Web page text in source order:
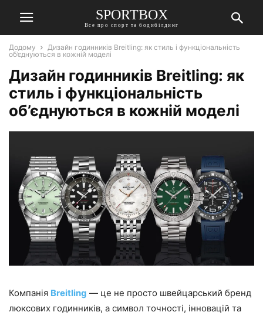
SPORTBOX
Все про спорт та бодибілдинг
Додому
Дизайн годинників Breitling: як стиль і функціональність
об’єднуються в кожній моделі
Дизайн годинників Breitling: як
стиль і функціональність
об’єднуються в кожній моделі
Компанія Breitling — це не просто швейцарський бренд
люксових годинників, а символ точності, інновацій та